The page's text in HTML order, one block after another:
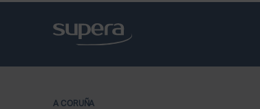
A CORUÑA